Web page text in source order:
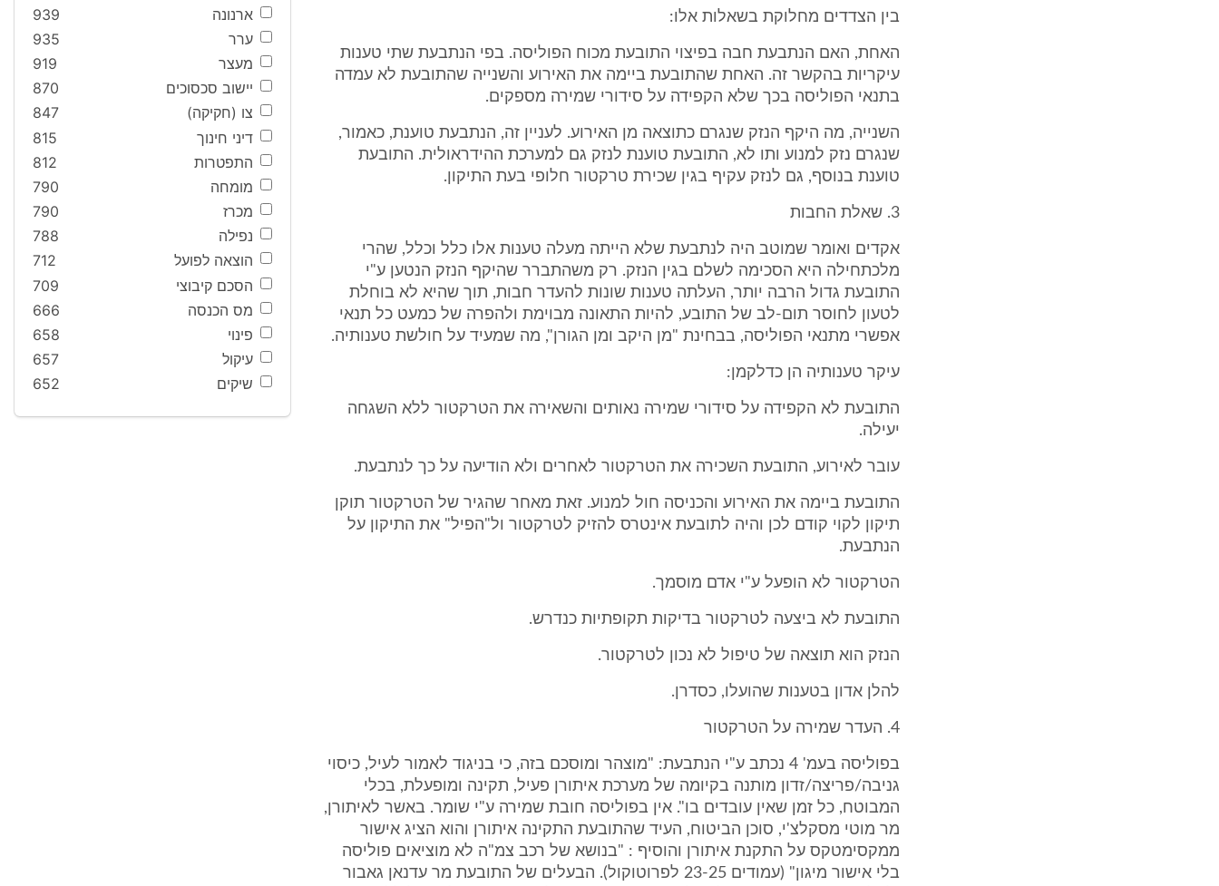
בין הצדדים מחלוקת בשאלות אלו:
האחת, האם הנתבעת חבה בפיצוי התובעת מכוח הפוליסה. בפי הנתבעת שתי טענות
עיקריות בהקשר זה. האחת שהתובעת ביימה את האירוע והשנייה שהתובעת לא עמדה
בתנאי הפוליסה בכך שלא הקפידה על סידורי שמירה מספקים.
השנייה, מה היקף הנזק שנגרם כתוצאה מן האירוע. לעניין זה, הנתבעת טוענת, כאמור,
שנגרם נזק למנוע ותו לא, התובעת טוענת לנזק גם למערכת ההידראולית. התובעת
טוענת בנוסף, גם לנזק עקיף בגין שכירת טרקטור חלופי בעת התיקון.
3. שאלת החבות
אקדים ואומר שמוטב היה לנתבעת שלא הייתה מעלה טענות אלו כלל וכלל, שהרי
מלכתחילה היא הסכימה לשלם בגין הנזק. רק משהתברר שהיקף הנזק הנטען ע"י
התובעת גדול הרבה יותר, העלתה טענות שונות להעדר חבות, תוך שהיא לא בוחלת
לטעון לחוסר תום-לב של התובע, להיות התאונה מבוימת ולהפרה של כמעט כל תנאי
אפשרי מתנאי הפוליסה, בבחינת "מן היקב ומן הגורן", מה שמעיד על חולשת טענותיה.
עיקר טענותיה הן כדלקמן:
התובעת לא הקפידה על סידורי שמירה נאותים והשאירה את הטרקטור ללא השגחה
יעילה.
עובר לאירוע, התובעת השכירה את הטרקטור לאחרים ולא הודיעה על כך לנתבעת.
התובעת ביימה את האירוע והכניסה חול למנוע. זאת מאחר שהגיר של הטרקטור תוקן
תיקון לקוי קודם לכן והיה לתובעת אינטרס להזיק לטרקטור ול"הפיל" את התיקון על
הנתבעת.
הטרקטור לא הופעל ע"י אדם מוסמך.
התובעת לא ביצעה לטרקטור בדיקות תקופתיות כנדרש.
הנזק הוא תוצאה של טיפול לא נכון לטרקטור.
להלן אדון בטענות שהועלו, כסדרן.
4. העדר שמירה על הטרקטור
בפוליסה בעמ' 4 נכתב ע"י הנתבעת: "מוצהר ומוסכם בזה, כי בניגוד לאמור לעיל, כיסוי
גניבה/פריצה/זדון מותנה בקיומה של מערכת איתורן פעיל, תקינה ומופעלת, בכלי
המבוטח, כל זמן שאין עובדים בו". אין בפוליסה חובת שמירה ע"י שומר. באשר לאיתורן,
מר מוטי מסקלצ'י, סוכן הביטוח, העיד שהתובעת התקינה איתורן והוא הציג אישור
ממקסימטקס על התקנת איתורן והוסיף : "בנושא של רכב צמ"ה לא מוציאים פוליסה
בלי אישור מיגון" (עמודים 23-25 לפרוטוקול). הבעלים של התובעת מר עדנאן גאבור
ארנונה
939
ערר
935
מעצר
919
יישוב סכסוכים
870
צו (חקיקה)
847
דיני חינוך
815
התפטרות
812
מומחה
790
מכרז
790
נפילה
788
הוצאה לפועל
712
הסכם קיבוצי
709
מס הכנסה
666
פינוי
658
עיקול
657
שיקים
652